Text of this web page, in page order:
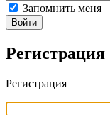
Запомнить меня
Войти
Регистрация
Регистрация